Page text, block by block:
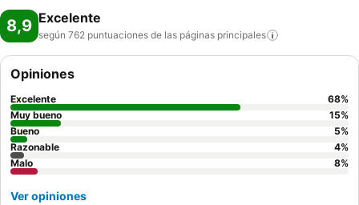
8,9 Excelente
según 762 puntuaciones de las páginas principales
Opiniones
Excelente 68%
Muy bueno
15%
Bueno
5%
Razonable
4%
Malo
8%
Ver opiniones